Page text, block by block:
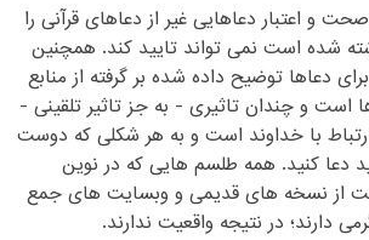
و اعتبار دعاهایی غیر از دعاهای قرآنی را
شده است نمی تواند تایید کند. همچنین
دعاها توضیح داده شده بر گرفته از منابع
است و چندان تاثیری - به جز تاثیر تلقینی -
ارتباط با خداوند است و به هر شکلی که دوست
دعا کنید. همه طلسم هایی که در نوین
از نسخه های قدیمی و وبسایت های جمع
دارند؛ در نتیجه واقعیت ندارند.